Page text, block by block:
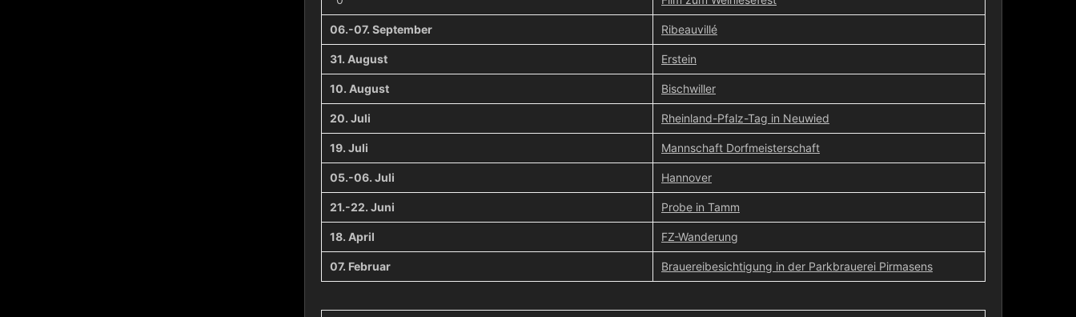
06.-07. September Ribeauvillé
31. August Erstein
10. August Bischwiller
20. Juli Rheinland-Pfalz-Tag in Neuwied
19. Juli Mannschaft Dorfmeisterschaft
05.-06. Juli Hannover
21.-22. Juni Probe in Tamm
18. April FZ-Wanderung
07. Februar Brauereibesichtigung in der Parkbrauerei Pirmasens